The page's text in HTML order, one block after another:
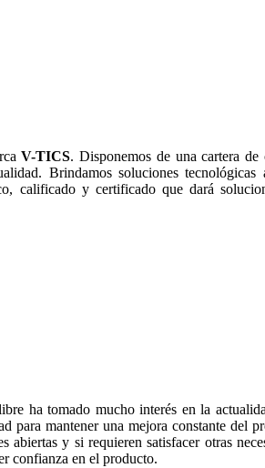
V-TICS. Disponemos de una cartera de
Brindamos soluciones
calificado y certificado que dará
ha tomado mucho interés en la
mantener una mejora constante del
y si requieren satisfacer otras
confianza en el producto.